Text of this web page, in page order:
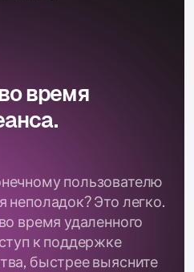
время
пользователю
неполадок? Это легко.
время удаленного
к поддержке
быстрее выясните